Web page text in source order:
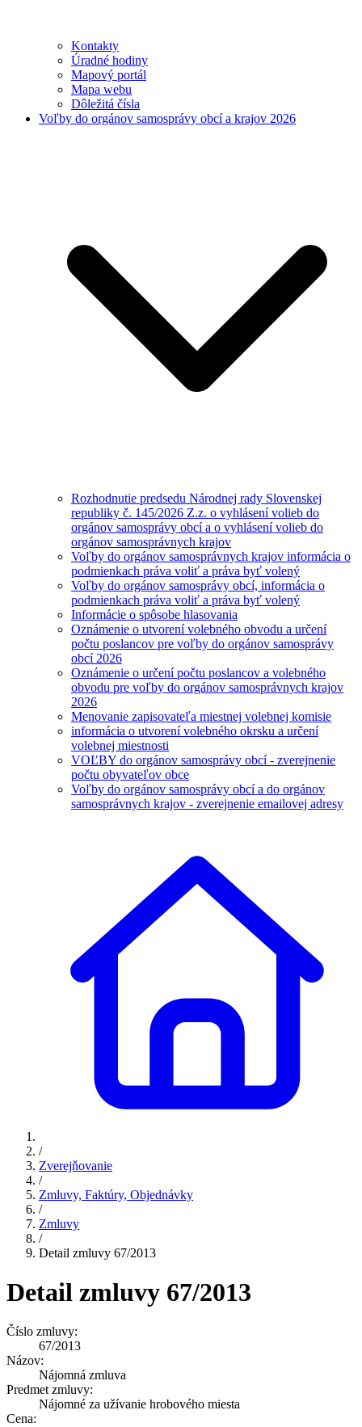
Kontakty
Úradné hodiny
Mapový portál
Mapa webu
Dôležitá čísla
Voľby do orgánov samosprávy obcí a krajov 2026
Rozhodnutie predsedu Národnej rady Slovenskej
republiky č. 145/2026 Z.z. o vyhlásení volieb do
orgánov samosprávy obcí a o vyhlásení volieb do
orgánov samosprávnych krajov
Voľby do orgánov samosprávnych krajov informácia o
podmienkach práva voliť a práva byť volený
Voľby do orgánov samosprávy obcí, informácia o
podmienkach práva voliť a práva byť volený
Informácie o spôsobe hlasovania
Oznámenie o utvorení volebného obvodu a určení
počtu poslancov pre voľby do orgánov samosprávy
obcí 2026
Oznámenie o určení počtu poslancov a volebného
obvodu pre voľby do orgánov samosprávnych krajov
2026
Menovanie zapisovateľa miestnej volebnej komisie
informácia o utvorení volebného okrsku a určení
volebnej miestnosti
VOĽBY do orgánov samosprávy obcí - zverejnenie
počtu obyvateľov obce
Voľby do orgánov samosprávy obcí a do orgánov
samosprávnych krajov - zverejnenie emailovej adresy
/
Zverejňovanie
/
Zmluvy, Faktúry, Objednávky
/
Zmluvy
/
Detail zmluvy 67/2013
Detail zmluvy 67/2013
Číslo zmluvy:
67/2013
Názov:
Nájomná zmluva
Predmet zmluvy:
Nájomné za užívanie hrobového miesta
Cena: